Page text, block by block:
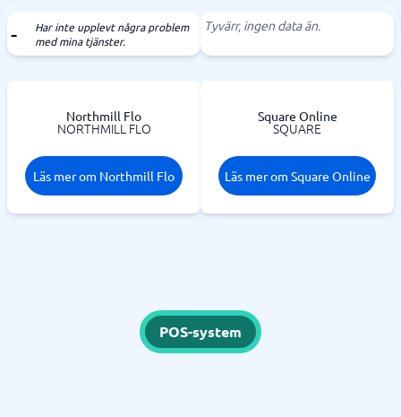
Har inte upplevt några problem
med mina tjänster.
Tyvärr, ingen data än.
Northmill Flo
NORTHMILL FLO
Läs mer om Northmill Flo
Square Online
SQUARE
Läs mer om Square Online
POS-system